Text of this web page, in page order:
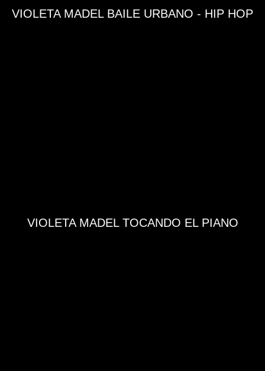
VIOLETA MADEL BAILE URBANO - HIP HOP
VIOLETA MADEL TOCANDO EL PIANO